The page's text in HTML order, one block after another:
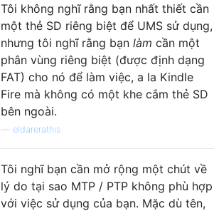
Tôi không nghĩ rằng bạn nhất thiết cần
một thẻ SD riêng biệt để UMS sử dụng,
nhưng tôi nghĩ rằng bạn làm cần một
phân vùng riêng biệt (được định dạng
FAT) cho nó để làm việc, a la Kindle
Fire mà không có một khe cắm thẻ SD
bên ngoài.
eldarerathis
Tôi nghĩ bạn cần mở rộng một chút về
lý do tại sao MTP / PTP không phù hợp
với việc sử dụng của bạn. Mặc dù tên,